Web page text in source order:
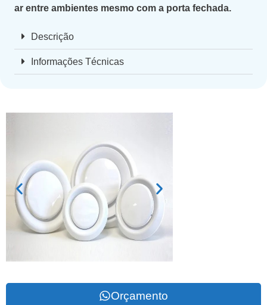
ar entre ambientes mesmo com a porta fechada.
Descrição
Informações Técnicas
Orçamento